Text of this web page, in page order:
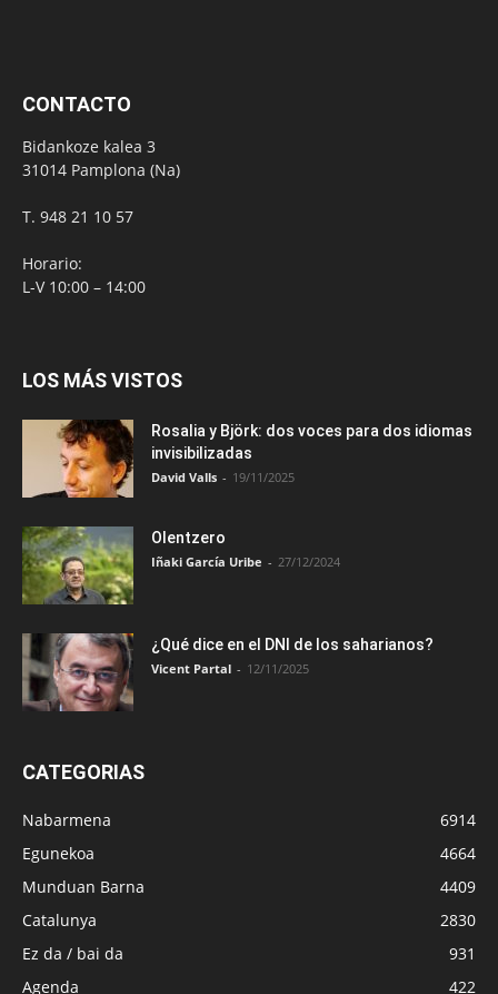
CONTACTO
Bidankoze kalea 3
31014 Pamplona (Na)
T. 948 21 10 57
Horario:
L-V 10:00 – 14:00
LOS MÁS VISTOS
Rosalia y Björk: dos voces para dos idiomas
invisibilizadas
David Valls - 19/11/2025
Olentzero
Iñaki García Uribe - 27/12/2024
¿Qué dice en el DNI de los saharianos?
Vicent Partal - 12/11/2025
CATEGORIAS
Nabarmena
6914
Egunekoa
4664
Munduan Barna
4409
Catalunya
2830
Ez da / bai da
931
Agenda
422